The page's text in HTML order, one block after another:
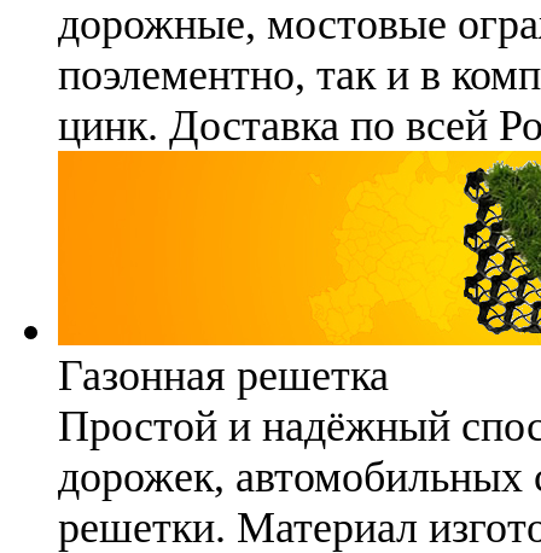
дорожные, мостовые
поэлементно, так и в
цинк. Доставка по всей
Газонная решетка
Простой и надёжный
дорожек, автомобильных
решетки. Материал